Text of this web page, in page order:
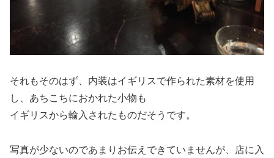
それもそのはず、内装はイギリスで作られた素材を使用
し、あちこちにおかれた小物も
イギリスから輸入されたものだそうです。
写真が少ないのであまりお伝えできていませんが、店に入